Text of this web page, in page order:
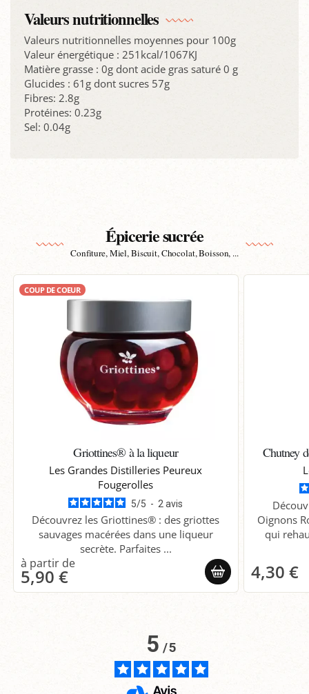
Valeurs nutritionnelles
Valeurs nutritionnelles moyennes pour 100g
Valeur énergétique : 251kcal/1067KJ
Matière grasse : 0g dont acide gras saturé 0 g
Glucides : 61g dont sucres 57g
Fibres: 2.8g
Protéines: 0.23g
Sel: 0.04g
Épicerie sucrée
Confiture, Miel, Biscuit, Chocolat, Boisson, ...
COUP DE COEUR
Griottines® à la liqueur
Les Grandes Distilleries Peureux
Fougerolles
5/5 - 2avis
Découvrez les Griottines® : des griottes
sauvages macérées dans une liqueur
secrète. Parfaites ...
5,90 €
Chutney
Oignons
qui
4,30 €
5/5